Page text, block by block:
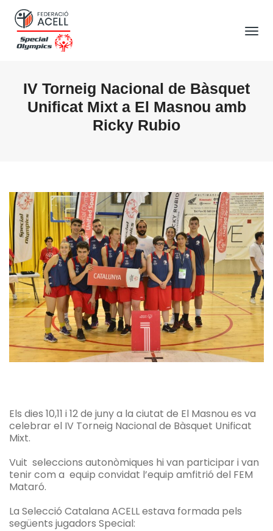
IV Torneig Nacional de Bàsquet
Unificat Mixt a El Masnou amb
Ricky Rubio
Els dies 10,11 i 12 de juny a la ciutat de El Masnou es va
celebrar el IV Torneig Nacional de Bàsquet Unificat
Mixt.
Vuit seleccions autonòmiques hi van participar i van
tenir com a equip convidat l’equip amfitrió del FEM
Mataró.
La Selecció Catalana ACELL estava formada pels
següents jugadors Special: